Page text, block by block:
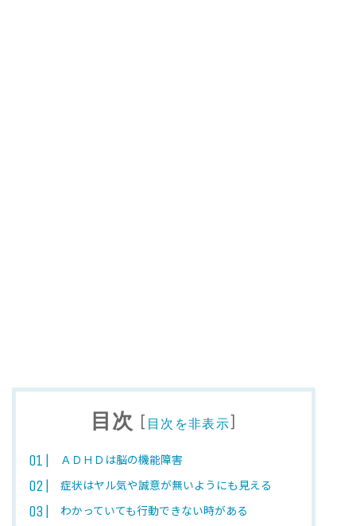
目次 [ 目次を非表示]
ＡＤＨＤは脳の機能障害
症状はヤル気や誠意が無いようにも見える
わかっていても行動できない時がある